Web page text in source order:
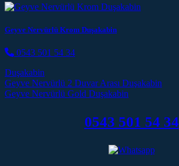
Geyve Nervürlü Krom Duşakabin
0543 501 54 34
Duşakabin
Post navigation
Geyve Nervürlü 2 Duvar Arası Duşakabin
Geyve Nervürlü Gold Duşakabin
0543 501 54 34